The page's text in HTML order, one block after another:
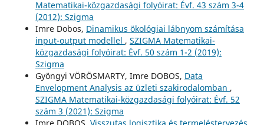
Matematikai-közgazdasági folyóirat: Évf. 43 szám 3-4
(2012): Szigma
Imre Dobos, Dinamikus ökológiai lábnyom számítása
input-output modellel , SZIGMA Matematikai-
közgazdasági folyóirat: Évf. 50 szám 1-2 (2019):
Szigma
Gyöngyi VÖRÖSMARTY, Imre DOBOS, Data
Envelopment Analysis az üzleti szakirodalomban ,
SZIGMA Matematikai-közgazdasági folyóirat: Évf. 52
szám 3 (2021): Szigma